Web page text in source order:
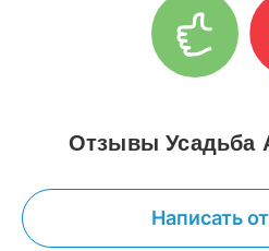
Отзывы Усадьба
Написать